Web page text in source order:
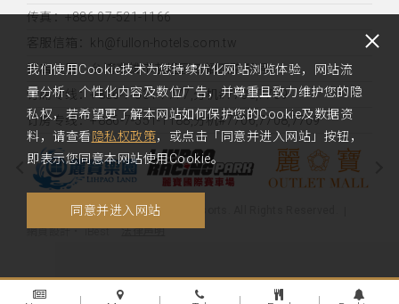
传真：+886 07-521-1166
客服信箱：kh@fullon-hotels.com.tw
饭店位置：台湾高雄市盐埕区五福四路45号
订席专线：+886-7-531-7777,分机#7738,7739
订房专线：+886-7-551-1188,分机#7706,7708,7709
Copyright 2019 Fullon Hotels & Resorts. All Rights Reserved.
網頁設計‧iBest 法律声明
我们使用Cookie技术为您持续优化网站浏览体验，网站流
量分析、个性化内容及数位广告，并尊重且致力维护您的隐
私权，若希望更了解本网站如何保护您的Cookie及数据资
料，请查看 隐私权政策，或点击「同意并进入网站」按钮，
即表示您同意本网站使用Cookie。
同意并进入网站